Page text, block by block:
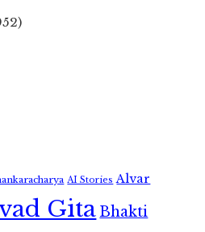
AI Stories Alvar
GitaBhakti